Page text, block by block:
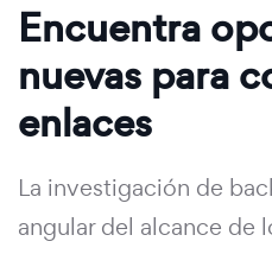
Encuentra
nuevas para
enlaces
La investigación de
angular del alcance de